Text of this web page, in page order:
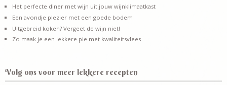
Het perfecte diner met wijn uit jouw wijnklimaatkast
Een avondje plezier met een goede bodem
Uitgebreid koken? Vergeet de wijn niet!
Zo maak je een lekkere pie met kwaliteitsvlees
Volg ons voor meer lekkere recepten